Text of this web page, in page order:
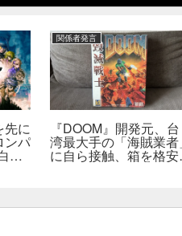
先に
ンパ
く
関係者発言
『DOOM』開発元、台
湾最大手の「海賊業者
に自ら接触、箱を格安